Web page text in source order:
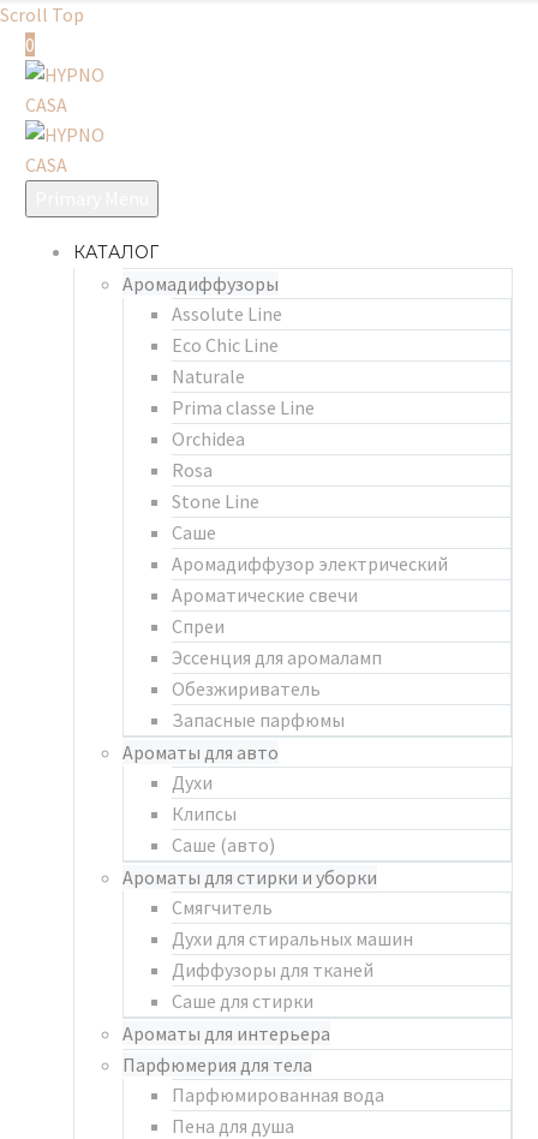
Scroll Top
0
КАТАЛОГ
Аромадиффузоры
Assolute Line
Eco Chic Line
Naturale
Prima classe Line
Orchidea
Rosa
Stone Line
Саше
Аромадиффузор электрический
Ароматические свечи
Спреи
Эссенция для аромаламп
Обезжириватель
Запасные парфюмы
Ароматы для авто
Духи
Клипсы
Саше (авто)
Ароматы для стирки и уборки
Смягчитель
Духи для стиральных машин
Диффузоры для тканей
Саше для стирки
Ароматы для интерьера
Парфюмерия для тела
Парфюмированная вода
Пена для душа